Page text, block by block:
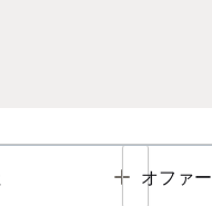
Toggle
オファー